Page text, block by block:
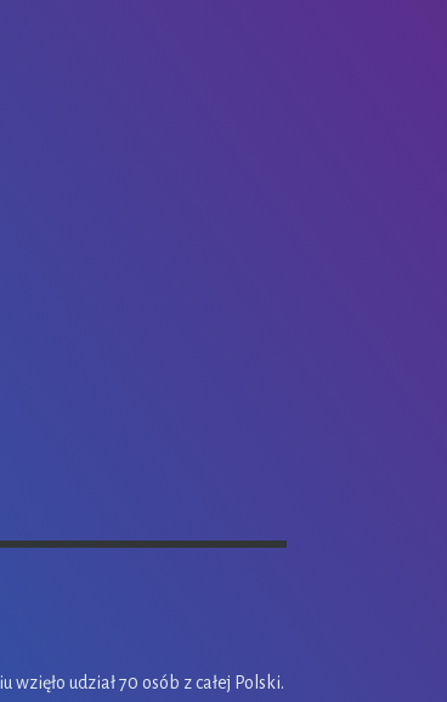
udział 70 osób z całej Polski.